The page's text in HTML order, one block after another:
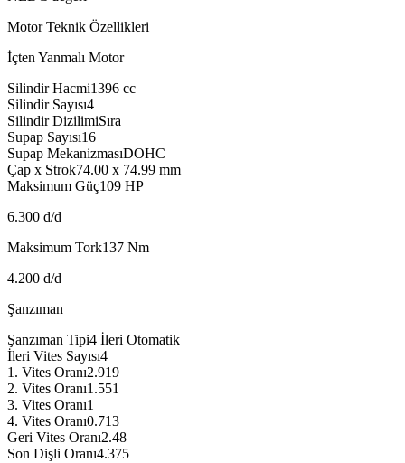
Motor Teknik Özellikleri
İçten Yanmalı Motor
Silindir Hacmi1396 cc
Silindir Sayısı4
Silindir DizilimiSıra
Supap Sayısı16
Supap MekanizmasıDOHC
Çap x Strok74.00 x 74.99 mm
Maksimum Güç109 HP
6.300 d/d
Maksimum Tork137 Nm
4.200 d/d
Şanzıman
Şanzıman Tipi4 İleri Otomatik
İleri Vites Sayısı4
1. Vites Oranı2.919
2. Vites Oranı1.551
3. Vites Oranı1
4. Vites Oranı0.713
Geri Vites Oranı2.48
Son Dişli Oranı4.375